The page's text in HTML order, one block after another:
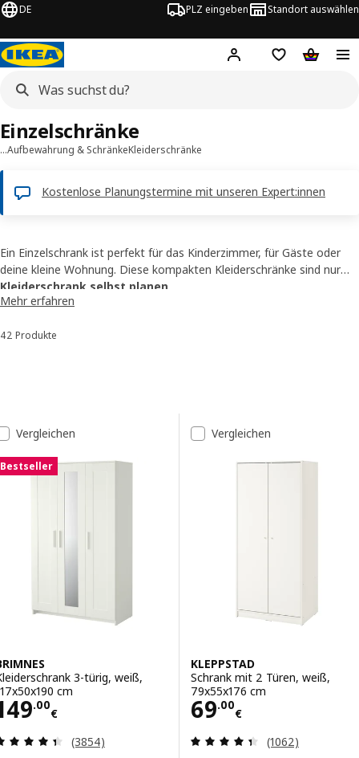
DE PLZ eingeben Standort auswählen
Hej! Hier einloggen
Merkzettel
…Aufbewahrung & SchränkeKleiderschränke
Kostenlose Planungstermine mit unseren Expert:innen
Einzelschränke
Ein Einzelschrank ist perfekt für das Kinderzimmer, für Gäste oder
deine kleine Wohnung. Diese kompakten Kleiderschränke sind nur
50-99 cm breit und finden so immer ein Plätzchen in deinem
Zuhause. Nutze gerne auch
Kleiderschrank selbst planen
Mehr erfahren
Sortieren und Filtern
42 Produkte
Liste der Ergebnisse
Vergleichen
Bestseller
3-türig, weiß,
cm
.00
€
149.00€
Bewertungen: 4.4 von 5 Sternen. Bewertungen
(3854)
Vergleichen
KLEPPSTAD
Schrank mit 2 Türen, weiß,
79x55x176 cm
69.00
€
Preis 69.00€
Bewertungen:
(1062)